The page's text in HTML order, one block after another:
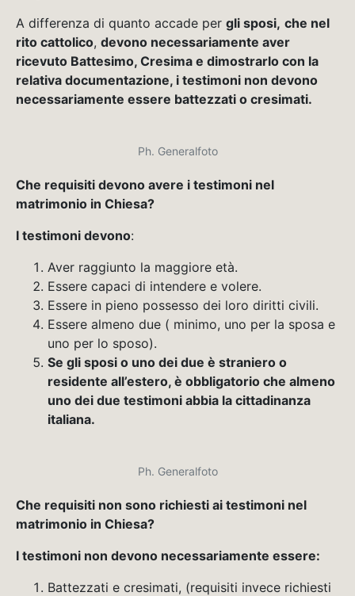
A differenza di quanto accade per gli sposi, che nel
rito cattolico, devono necessariamente aver
ricevuto Battesimo, Cresima e dimostrarlo con la
relativa documentazione, i testimoni non devono
necessariamente essere battezzati o cresimati.
Ph. Generalfoto
Che requisiti devono avere i testimoni nel
matrimonio in Chiesa?
I testimoni devono:
Aver raggiunto la maggiore età.
Essere capaci di intendere e volere.
Essere in pieno possesso dei loro diritti civili.
Essere almeno due ( minimo, uno per la sposa e
uno per lo sposo).
Se gli sposi o uno dei due è straniero o
residente all’estero, è obbligatorio che almeno
uno dei due testimoni abbia la cittadinanza
italiana.
Ph. Generalfoto
Che requisiti non sono richiesti ai testimoni nel
matrimonio in Chiesa?
I testimoni non devono necessariamente essere:
Battezzati e cresimati, (requisiti invece richiesti